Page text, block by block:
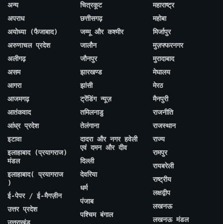
अन्य
अपराध
अयोध्या (फैजाबाद)
अरुणाचल प्रदेश
अलीगढ़
असम
आगरा
आजमगढ़
आतंकवाद
आंध्र प्रदेश
इटावा
इलाहाबाद (प्रयागराज)
मंडल
इलाहाबाद( प्रयागराज
)
ई-पेपर / ई-मैगज़ीन
उत्तर प्रदेश
उत्तराखंड
चित्रकूट
छत्तीसगढ़
जम्मू और कश्मीर
जालौन
जौनपुर
झारखण्ड
झांसी
ट्रेंडिंग न्यूज़
तमिलनाडु
तेलंगाना
दादरा और नगर हवेली
एवं दमन और दीव
दिल्ली
देवरिया
धर्म
पंजाब
पश्चिम बंगाल
महाराष्ट्र
महोबा
मिर्जापुर
मुज़फ्फरनगर
मुरादाबाद
मेघालय
मेरठ
मैनपुरी
राजनीति
राजस्थान
राज्य
रामपुर
रायबरेली
राष्ट्रीय
लक्षद्वीप
लखनऊ
लखनऊ मंडल